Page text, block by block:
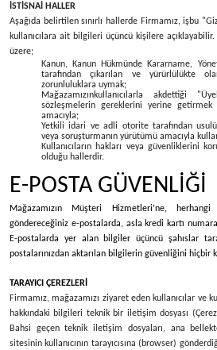
İSTİSNAİ HALLER
Aşağıda belirtilen sınırlı hallerde Firmamız, işbu
kullanıcılara ait bilgileri üçüncü kişilere açıklayabilir.
üzere;
Kanun, Kanun Hükmünde Kararname,
tarafından çıkarılan ve yürürlülükte
zorunluluklara uymak;
Mağazamızınkullanıcılarla akdettiği
sözleşmelerin gereklerini yerine getirmek
amacıyla;
Yetkili idari ve adli otorite tarafından
veya soruşturmanın yürütümü amacıyla
Kullanıcıların hakları veya güvenliklerini
olduğu hallerdir.
E-POSTA GÜVENLİĞİ
Mağazamızın Müşteri Hizmetleri’ne,
göndereceğiniz e-postalarda, asla kredi kartı
E-postalarda yer alan bilgiler üçüncü şahıslar
postalarınızdan aktarılan bilgilerin güvenliğini hiçbir
TARAYICI ÇEREZLERİ
Firmamız, mağazamızı ziyaret eden kullanıcılar ve
hakkındaki bilgileri teknik bir iletişim dosyası
Bahsi geçen teknik iletişim dosyaları, ana
sitesinin kullanıcının tarayıcısına (browser)